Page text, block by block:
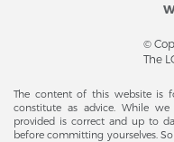
©
The
The content of this website is
constitute as advice. While
provided is correct and up to
before committing yourselves.